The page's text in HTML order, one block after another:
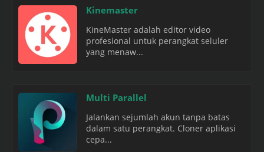
Kinemaster
KineMaster adalah editor video
profesional untuk perangkat seluler
yang menaw...
Multi Parallel
Jalankan sejumlah akun tanpa batas
dalam satu perangkat. Cloner aplikasi
cepa...